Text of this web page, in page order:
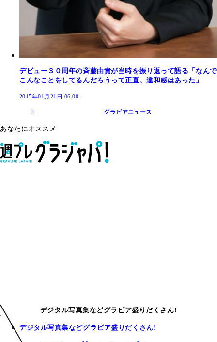
デビュー３０周年の斉藤由貴が当時を振り返って語る「なんで
こんなことをしてるんだろうって正直、違和感はあった」
2015年01月21日 06:00
グラビアニュース
あなたにオススメ
デジタル写真集などグラビア盛りだくさん!
デジタル写真集などグラビア盛りだくさん!